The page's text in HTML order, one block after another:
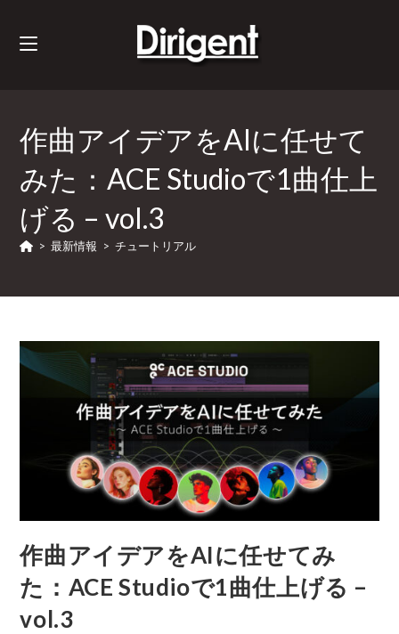
作曲アイデアをAIに任せて
みた：ACE Studioで1曲仕上
げる – vol.3
> 最新情報 > チュートリアル
作曲アイデアをAIに任せてみ
た：ACE Studioで1曲仕上げる –
vol.3